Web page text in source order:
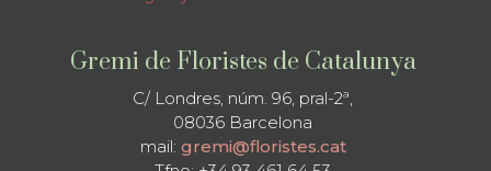
Gremi de Floristes de Catalunya
C/ Londres, núm. 96, pral-2ª,
08036 Barcelona
mail: gremi@floristes.cat